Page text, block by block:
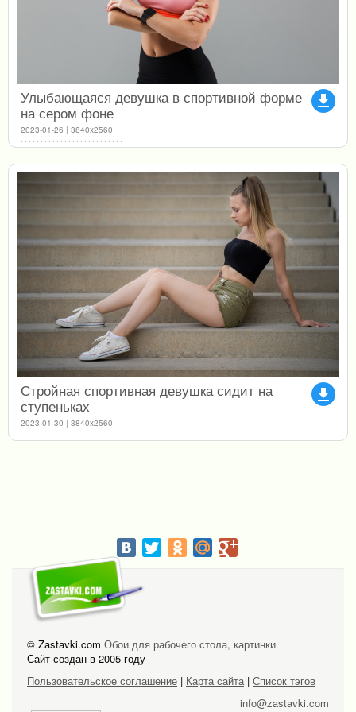
file_download
Улыбающаяся девушка в спортивной форме
на сером фоне
2023-01-26 | 3840x2560
file_download
Стройная спортивная девушка сидит на
ступеньках
2023-01-30 | 3840x2560
© Zastavki.com Обои для рабочего стола, картинки
Сайт создан в 2005 году
Пользовательское соглашение | Карта сайта| Список тэгов
info@zastavki.com